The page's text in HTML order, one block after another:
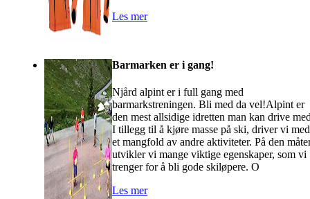
Les mer
Barmarken er i gang!
Njård alpint er i full gang med
barmarkstreningen. Bli med da vel!Alpint er
den mest allsidige idretten man kan drive
I tillegg til å kjøre masse på ski, driver vi med
et mangfold av andre aktiviteter. På den
utvikler vi mange viktige egenskaper, som vi
trenger for å bli gode skiløpere. O
Les mer